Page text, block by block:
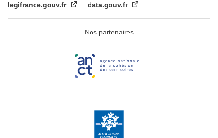
legifrance.gouv.fr data.gouv.fr
Nos partenaires